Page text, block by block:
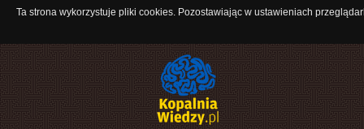
Ta strona wykorzystuje pliki cookies. Pozostawiając w ustawieniach